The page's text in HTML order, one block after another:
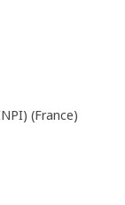
(France)